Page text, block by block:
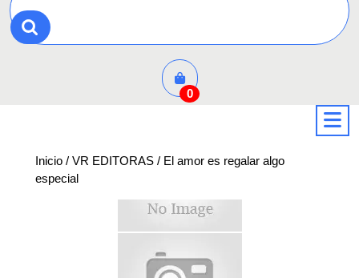
0
Inicio / VR EDITORAS / El amor es regalar algo
especial